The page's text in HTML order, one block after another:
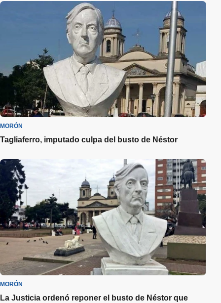
MORÓN
Tagliaferro, imputado culpa del busto de Néstor
MORÓN
La Justicia ordenó reponer el busto de Néstor que